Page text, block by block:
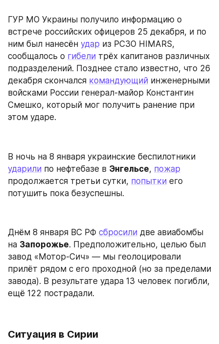
ГУР МО Украины получило информацию о
встрече российских офицеров 25 декабря, и по
ним был нанесён удар из РСЗО HIMARS,
сообщалось о гибели трёх капитанов различных
подразделений. Позднее стало известно, что 26
декабря скончался командующий инженерными
войсками России генерал-майор Константин
Смешко, который мог получить ранение при
этом ударе.
ударили по нефтебазе в Энгельсе, пожар
продолжается третьи сутки, попытки его
потушить пока безуспешны.
Днём 8 января ВС РФ сбросили две авиабомбы
на Запорожье. Предположительно, целью был
завод «Мотор-Сич» — мы геолоцировали
прилёт рядом с его проходной (но за пределами
завода). В результате удара 13 человек погибли,
ещё 122 пострадали.
Ситуация в Сирии